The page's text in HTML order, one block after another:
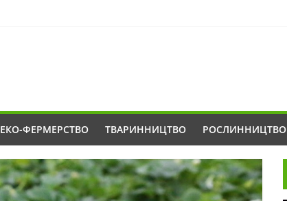
ЕКО-ФЕРМЕРСТВО ТВАРИННИЦТВО РОСЛИННИЦТВО